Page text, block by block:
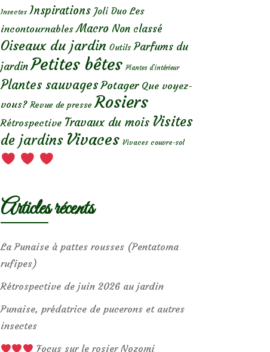
Insectes Inspirations Joli Duo Les
incontournables Macro Non classé
Oiseaux du jardin Outils Parfums du
jardin Petites bêtes Plantes d’intérieur
Plantes sauvages Potager Que voyez-
vous? Revue de presse Rosiers
Rétrospective Travaux du mois Visites
de jardins Vivaces Vivaces couvre-sol
Articles récents
La Punaise à pattes rousses (Pentatoma
rufipes)
Rétrospective de juin 2026 au jardin
Punaise, prédatrice de pucerons et autres
insectes
Focus sur le rosier Nozomi